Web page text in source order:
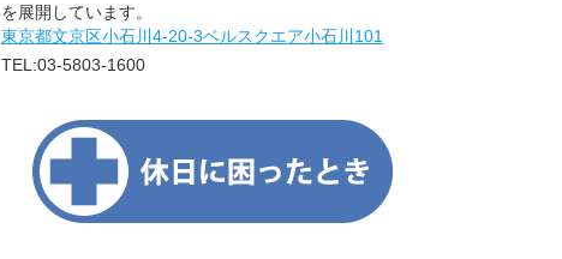
を展開しています。
東京都文京区小石川4‐20‐3ベルスクエア小石川101
TEL:03-5803-1600